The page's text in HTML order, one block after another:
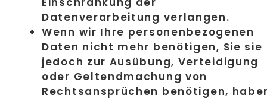
Datenverarbeitung verlangen.
Wenn wir Ihre personenbezogenen
Daten nicht mehr benötigen, Sie sie
jedoch zur Ausübung, Verteidigung
oder Geltendmachung von
Rechtsansprüchen benötigen,